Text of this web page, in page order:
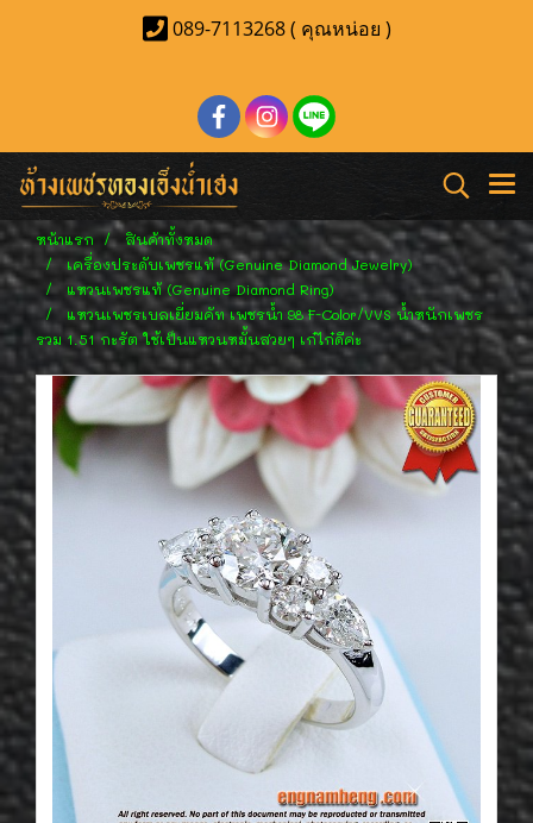
089-7113268 ( คุณหน่อย )
หน้าแรก
สินค้าทั้งหมด
เครื่องประดับเพชรแท้ (Genuine Diamond Jewelry)
แหวนเพชรแท้ (Genuine Diamond Ring)
แหวนเพชรเบลเยี่ยมคัท เพชรน้ำ 98 F-Color/VVS น้ำหนักเพชร
รวม 1.51 กะรัต ใช้เป็นแหวนหมั้นสวยๆ เก๋ไก๋ดีค่ะ